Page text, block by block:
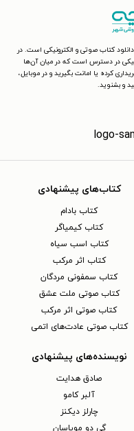
کتاب صوتی و الکترونیکی است. در
در دسترس است که در میان آن‌ها
کرده یا امانت بگیرید و در موبایل،
و بشنوید.
کتاب‌های پیشنهادی
کتاب بادام
کتاب کیمیاگر
کتاب اسب سیاه
کتاب اثر مرکب
کتاب سمفونی مردگان
کتاب صوتی ملت عشق
کتاب صوتی اثر مرکب
کتاب صوتی عادت‌های اتمی
نویسنده‌های پیشنهادی
صادق هدایت
آلبر کامو
چارلز دیکنز
گی دو موپاسان